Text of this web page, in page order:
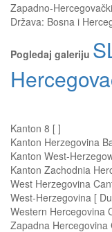
Zapadno-
Država: Bosna i
Pogledaj galeriju
Kanton 8 [ ]
Kanton Herzegovina
Kanton West-
Kanton Zachodnia
West Herzegovina
West-Herzegovina [
Western Hercegovina
Zapadna Hercegovina